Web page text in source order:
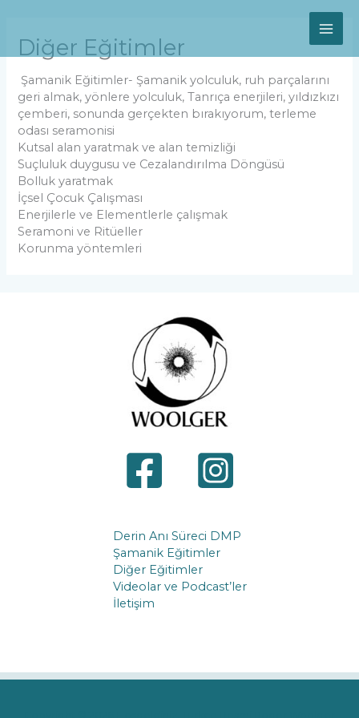
content
Diğer Eğitimler
Şamanik Eğitimler- Şamanik yolculuk, ruh parçalarını
geri almak, yönlere yolculuk, Tanrıça enerjileri, yıldızkızı
çemberi, sonunda gerçekten bırakıyorum, terleme
odası seramonisi
Kutsal alan yaratmak ve alan temizliği
Suçluluk duygusu ve Cezalandırılma Döngüsü
Bolluk yaratmak
İçsel Çocuk Çalışması
Enerjilerle ve Elementlerle çalışmak
Seramoni ve Ritüeller
Korunma yöntemleri
Derin Anı Süreci DMP
Şamanik Eğitimler
Diğer Eğitimler
Videolar ve Podcast’ler
İletişim